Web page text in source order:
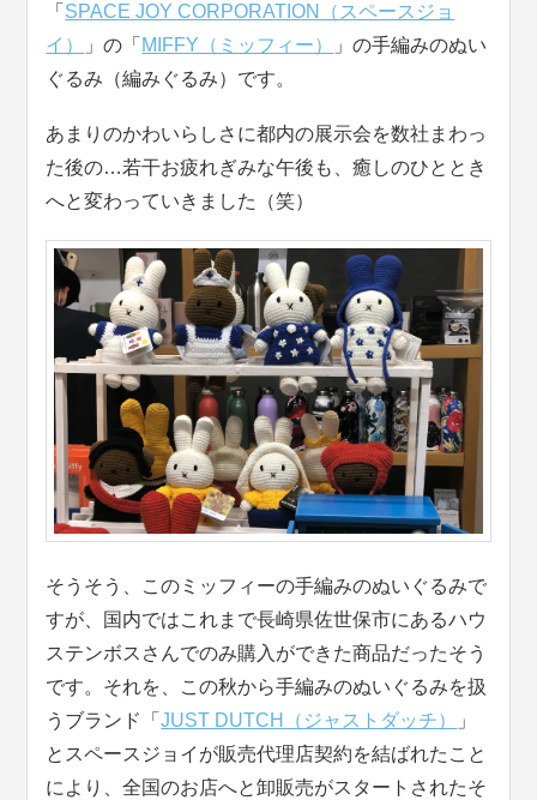
「 SPACE JOY CORPORATION（スペースジョ
イ）
」の「 MIFFY（ミッフィー）
」の手編みのぬい
ぐるみ（編みぐるみ）です。
あまりのかわいらしさに都内の展示会を数社まわっ
た後の…若干お疲れぎみな午後も、癒しのひととき
へと変わっていきました（笑）
そうそう、このミッフィーの手編みのぬいぐるみで
すが、国内ではこれまで長崎県佐世保市にあるハウ
ステンボスさんでのみ購入ができた商品だったそう
です。それを、この秋から手編みのぬいぐるみを扱
うブランド「JUST DUTCH（ジャストダッチ）
」
とスペースジョイが販売代理店契約を結ばれたこと
により、全国のお店へと卸販売がスタートされたそ